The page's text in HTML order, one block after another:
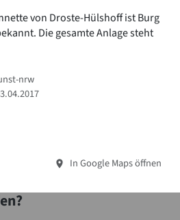
von Droste-Hülshoff ist Burg
Die gesamte Anlage steht
nrw
In Google Maps öffnen